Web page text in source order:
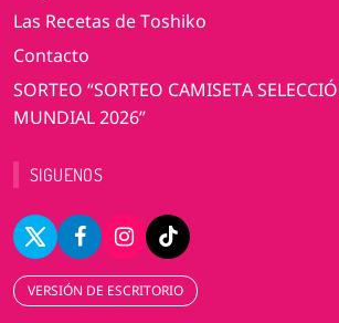
Las Recetas de Toshiko
Contacto
SORTEO “SORTEO CAMISETA
MUNDIAL 2026”
SIGUENOS
VERSIÓN DE ESCRITORIO